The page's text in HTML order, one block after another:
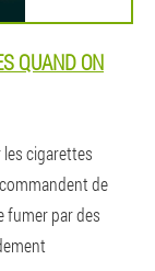
QUAND ON
cigarettes
de
fumer par des